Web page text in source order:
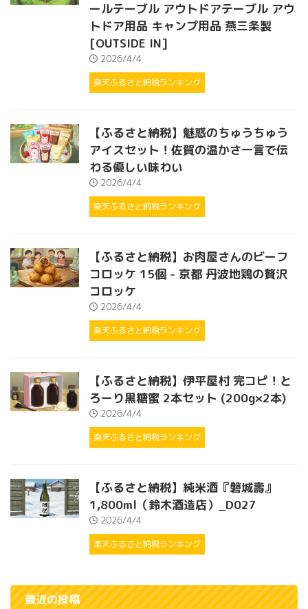
ールテーブル アウトドアテーブル アウ
トドア用品 キャンプ用品 燕三条製
[OUTSIDE IN]
2026/4/4
楽天ふるさと納税ランキング
【ふるさと納税】魅惑のちゅうちゅう
アイスセット！佐賀の温かさ一言で伝
わる優しい味わい
2026/4/4
楽天ふるさと納税ランキング
【ふるさと納税】お肉屋さんのビーフ
コロッケ 15個 - 京都 丹波地鶏の贅沢
コロッケ
2026/4/4
楽天ふるさと納税ランキング
【ふるさと納税】伊平屋村 完コピ！と
ろーり黒糖蜜 2本セット (200g×2本)
2026/4/4
楽天ふるさと納税ランキング
【ふるさと納税】純米酒『磐城壽』
1,800ml（鈴木酒造店）_D027
2026/4/4
楽天ふるさと納税ランキング
最近の投稿